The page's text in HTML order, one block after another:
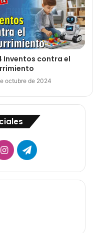
Inventos contra el
octubre de 2024
InstagramTelegram